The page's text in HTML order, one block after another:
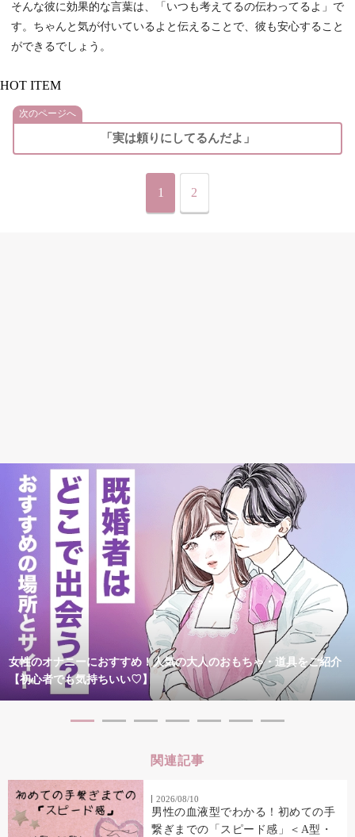
そんな彼に効果的な言葉は、「いつも考えてるの伝わってるよ」で
す。ちゃんと気が付いているよと伝えることで、彼も安心すること
ができるでしょう。
HOT ITEM
次のページへ
「実は頼りにしてるんだよ」
1 2
女性のオナニーにおすすめ！人気の大人のおもちゃ・道具をご紹介
【初心者でも気持ちいい♡】
関連記事
2026/08/10
男性の血液型でわかる！初めての手
繋ぎまでの「スピード感」＜A型・